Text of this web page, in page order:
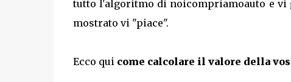
tutto l'algoritmo di noicompriamoauto e vi
mostrato vi "piace".
Ecco qui come calcolare il valore della